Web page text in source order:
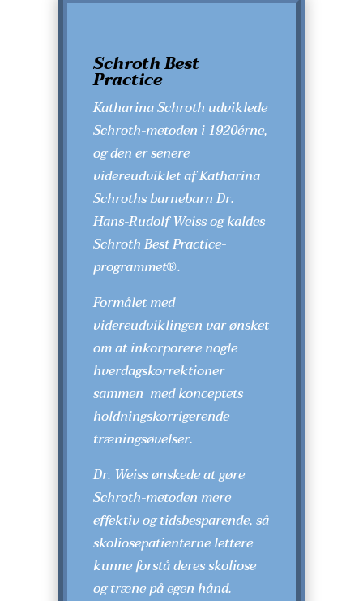
Schroth Best
Practice
Katharina Schroth udviklede
Schroth-metoden i 1920érne,
og den er senere
videreudviklet af Katharina
Schroths barnebarn Dr.
Hans-Rudolf Weiss og kaldes
Schroth Best Practice-
programmet®.
Formålet med
videreudviklingen var ønsket
om atinkorporere nogle
hverdagskorrektioner
sammen med konceptets
holdningskorrigerende
træningsøvelser.
Dr. Weiss ønskede at gøre
Schroth-metoden mere
effektiv og tidsbesparende, så
skoliosepatienterne lettere
kunne forstå deres skoliose
og træne på egen hånd.